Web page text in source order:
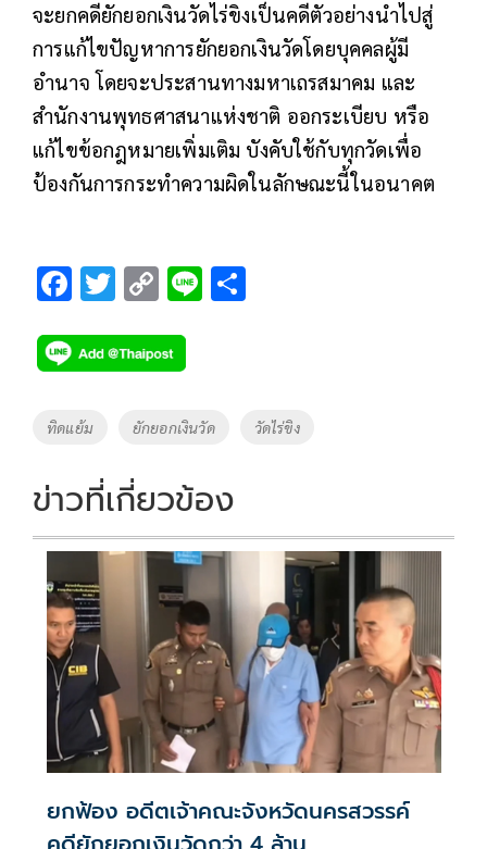
จะยกคดียักยอกเงินวัดไร่ขิงเป็นคดีตัวอย่างนำไปสู่
การแก้ไขปัญหาการยักยอกเงินวัดโดยบุคคลผู้มี
อำนาจ โดยจะประสานทางมหาเถรสมาคม และ
สำนักงานพุทธศาสนาแห่งชาติ ออกระเบียบ หรือ
แก้ไขข้อกฎหมายเพิ่มเติม บังคับใช้กับทุกวัดเพื่อ
ป้องกันการกระทำความผิดในลักษณะนี้ในอนาคต
F
e
b
o
k
T
tt
er
C
p
y
Li
k
Li
Tags
ทิดแย้ม ยักยอกเงินวัด วัดไร่ขิง
ข่าวที่เกี่ยวข้อง
ยกฟ้อง อดีตเจ้าคณะจังหวัดนครสวรรค์